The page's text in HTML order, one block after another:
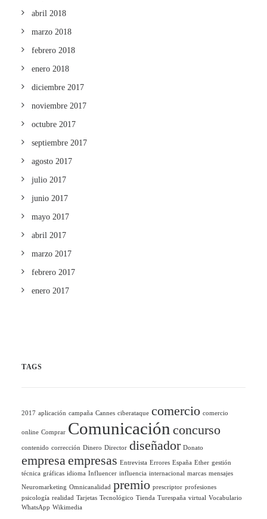
abril 2018
marzo 2018
febrero 2018
enero 2018
diciembre 2017
noviembre 2017
octubre 2017
septiembre 2017
agosto 2017
julio 2017
junio 2017
mayo 2017
abril 2017
marzo 2017
febrero 2017
enero 2017
TAGS
2017 aplicación campaña Cannes ciberataque comercio comercio
online Comprar Comunicación concurso
contenido corrección Dinero Director diseñador Donato
empresaempresas Entrevista Errores España Ether gestión
técnica gráficas idioma Influencer influencia internacional marcas mensajes
Neuromarketing Omnicanalidad premio prescriptor profesiones
psicología realidad Tarjetas Tecnológico Tienda Turespaña virtual Vocabulario
WhatsApp Wikimedia